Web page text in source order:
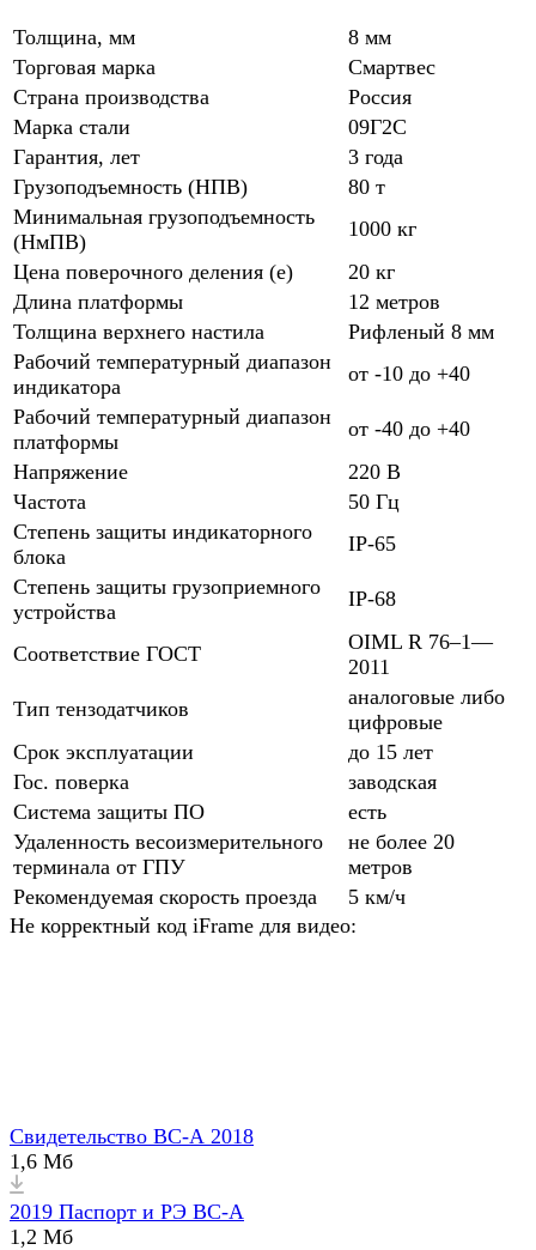
Толщина, мм
8 мм
Торговая марка
Смартвес
Страна производства
Россия
Марка стали
09Г2С
Гарантия, лет
3 года
Грузоподъемность (НПВ)
80 т
Минимальная грузоподъемность
(НмПВ)
1000 кг
Цена поверочного деления (е)
20 кг
Длина платформы
12 метров
Толщина верхнего настила
Рифленый 8 мм
Рабочий температурный диапазон
индикатора
от -10 до +40
Рабочий температурный диапазон
платформы
от -40 до +40
Напряжение
220 В
Частота
50 Гц
Степень защиты индикаторного
блока
IP-65
Степень защиты грузоприемного
устройства
IP-68
Соответствие ГОСТ
OIML R 76–1—
2011
Тип тензодатчиков
аналоговые либо
цифровые
Срок эксплуатации
до 15 лет
Гос. поверка
заводская
Система защиты ПО
есть
Удаленность весоизмерительного
терминала от ГПУ
не более 20
метров
Рекомендуемая скорость проезда
5 км/ч
Не корректный код iFrame для видео:
Свидетельство ВС-А 2018
1,6 Мб
2019 Паспорт и РЭ ВС-А
1,2 Мб